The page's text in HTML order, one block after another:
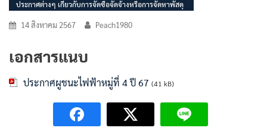
ประกาศต่างๆ เกี่ยวกับการจัดซื้อจัดจ้างหรือการจัดหาพัสดุ
14 สิงหาคม 2567 Peach1980
เอกสารแนบ
ประกาศผูชนะไฟฟ้าหมู่ที่ 4 ปี 67 (41 kB)